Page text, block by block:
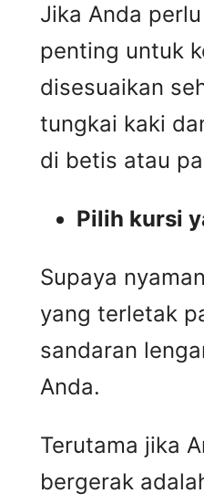
Jika Anda
penting untuk
disesuaikan
tungkai kaki
di betis atau
Pilih kursi
Supaya
yang terletak
sandaran
Anda.
Terutama jika
bergerak